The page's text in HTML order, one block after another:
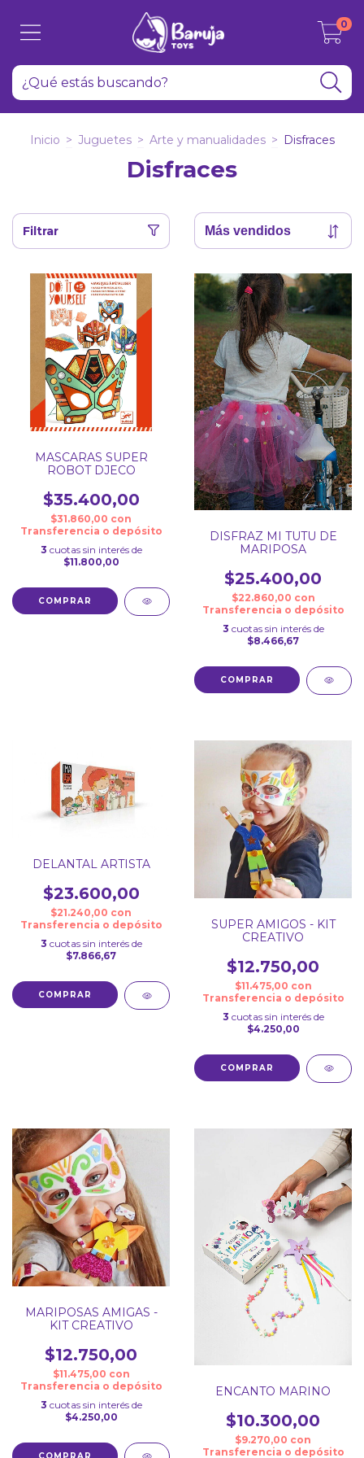
0
Inicio > Juguetes > Arte y manualidades > Disfraces
Disfraces
Filtrar
MASCARAS SUPER
ROBOT DJECO
$35.400,00
$31.860,00 con
Transferencia o depósito
3 cuotas sin interés de
$11.800,00
DISFRAZ MI TUTU DE
MARIPOSA
$25.400,00
$22.860,00 con
Transferencia o depósito
3 cuotas sin interés de
$8.466,67
DELANTAL ARTISTA
$23.600,00
$21.240,00 con
Transferencia o depósito
3 cuotas sin interés de
$7.866,67
SUPER AMIGOS - KIT
CREATIVO
$12.750,00
$11.475,00 con
Transferencia o depósito
3 cuotas sin interés de
$4.250,00
MARIPOSAS AMIGAS -
KIT CREATIVO
$12.750,00
$11.475,00 con
Transferencia o depósito
3 cuotas sin interés de
$4.250,00
ENCANTO MARINO
$10.300,00
$9.270,00 con
Transferencia o depósito